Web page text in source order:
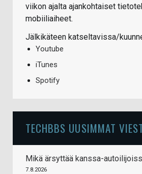
viikon ajalta ajankohtaiset
mobiiliaiheet.
Jälkikäteen katseltavissa/
Youtube
iTunes
Spotify
TECHBBS UUSIMMAT
Mikä ärsyttää kanssa-
7.8.2026